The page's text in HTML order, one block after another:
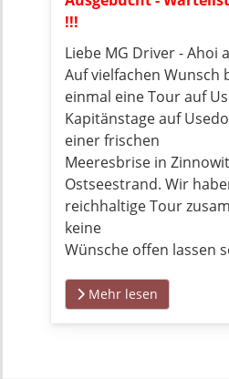
!!!
Liebe MG Driver - Ahoi
Auf vielfachen Wunsch
einmal eine Tour auf
Kapitänstage auf
einer frischen
Meeresbrise in
Ostseestrand. Wir
reichhaltige Tour
keine
Wünsche offen lassen
Mehr lesen